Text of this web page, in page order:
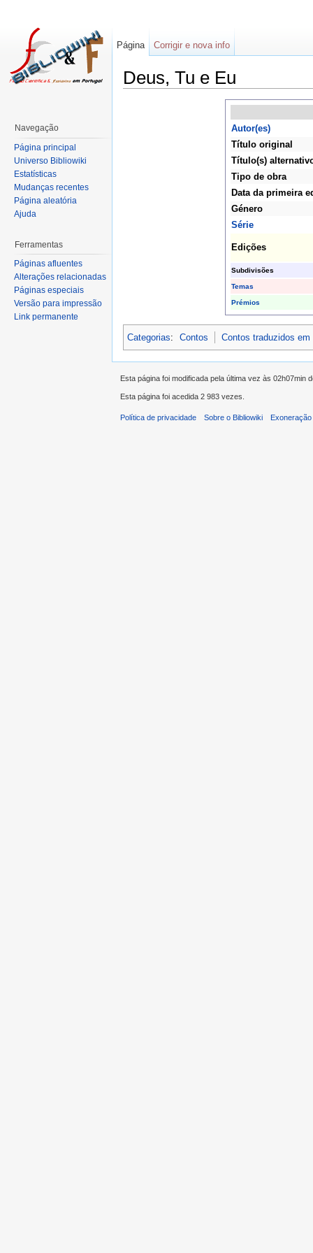
Deus, Tu e Eu
Autor(es)
Título original
Título(s)
Tipo de obra
Data da primeira
Género
Série
Edições
Subdivisões
Temas
Prémios
Categorias: Contos Contos traduzidos em
Página Corrigir e nova info
Navegação
Página principal
Universo Bibliowiki
Estatísticas
Mudanças recentes
Página aleatória
Ajuda
Ferramentas
Páginas afluentes
Alterações relacionadas
Páginas especiais
Versão para impressão
Link permanente
Esta página foi modificada pela última vez às 02h07min
Esta página foi acedida 2 983 vezes.
Política de privacidade Sobre o Bibliowiki